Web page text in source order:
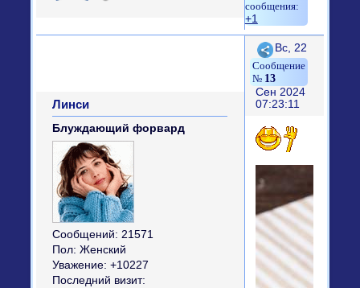
+1
Поделиться
13
Вс, 22
Сен 2024
07:23:11
Линси
Блуждающий форвард
Сообщений: 21571
Пол: Женский
Уважение: +10227
Последний визит: